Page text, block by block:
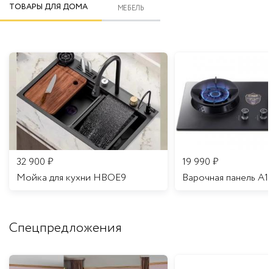
ТОВАРЫ ДЛЯ ДОМА МЕБЕЛЬ
32 900 ₽
Мойка для кухни HBOE9
19 990 ₽
Варочная панель A16
Спецпредложения